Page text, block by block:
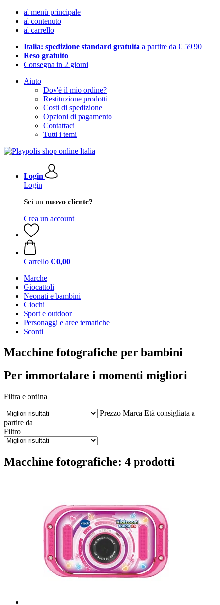
al menù principale
al contenuto
al carrello
Italia: spedizione standard gratuita a partire da € 59,90
Reso gratuito
Consegna in 2 giorni
Aiuto
Dov'è il mio ordine?
Restituzione prodotti
Costi di spedizione
Opzioni di pagamento
Contattaci
Tutti i temi
Login
Login
Sei un nuovo cliente?
Crea un account
Carrello € 0,00
Marche
Giocattoli
Neonati e bambini
Giochi
Sport e outdoor
Personaggi e aree tematiche
Sconti
Macchine fotografiche per bambini
Per immortalare i momenti migliori
Filtra e ordina
Prezzo Marca Età consigliata a
partire da
Filtro
Macchine fotografiche: 4 prodotti